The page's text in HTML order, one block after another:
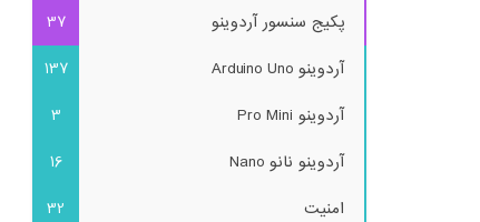
پکیج سنسور آردوینو
37
آردوینو Arduino Uno
137
آردوینو Pro Mini
3
آردوینو نانو Nano
16
امنیت
32